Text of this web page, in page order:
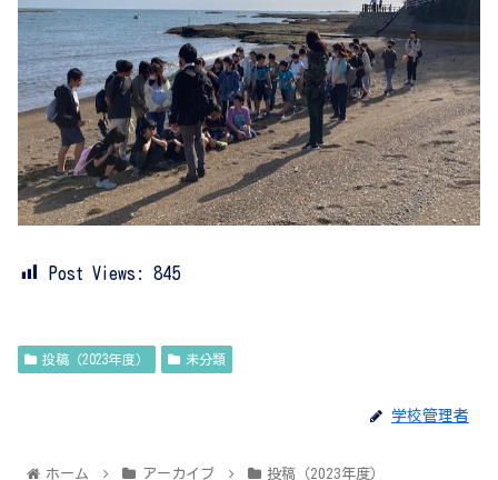
Post Views: 845
投稿（2023年度） 未分類
学校管理者
ホーム アーカイブ 投稿（2023年度）